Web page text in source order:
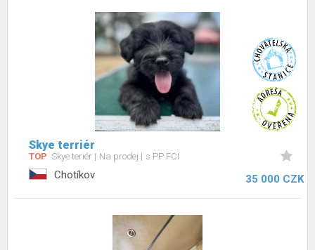
Skye terriér
TOP Skye teriér Na prodej s PP FCI
Chotíkov 35 000 CZK